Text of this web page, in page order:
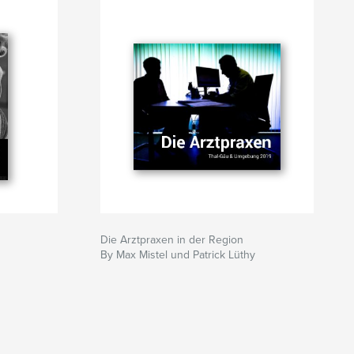
Die Arztpraxen in der Region
By Max Mistel und Patrick Lüthy